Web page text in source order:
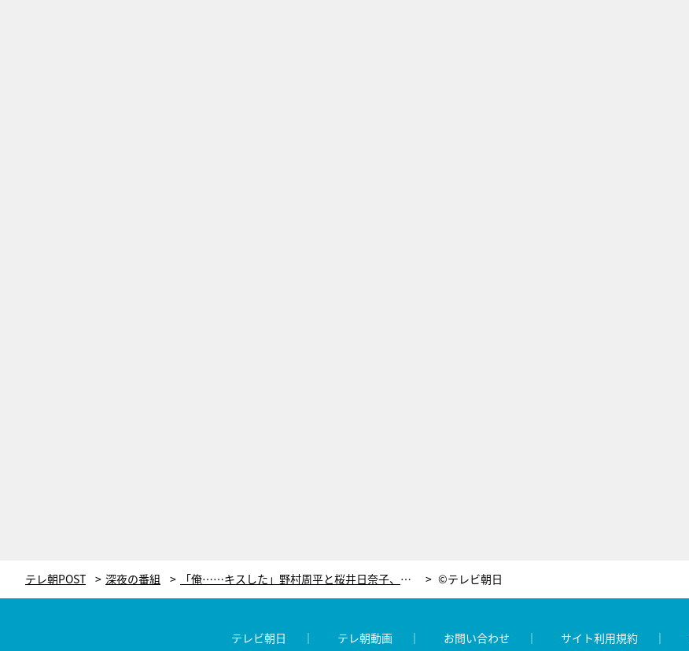
テレ朝POST 深夜の番組 「俺……キスした」野村周平と桜井日奈子、気まずいデッサン＜僕の初恋をキミに捧ぐ＞ ©テレビ朝日
テレビ朝日 テレ朝動画 お問い合わせ サイト利用規約